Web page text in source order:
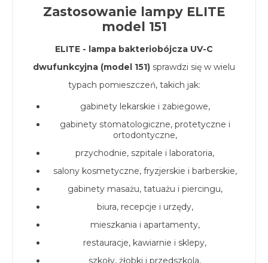
Zastosowanie lampy ELITE
model 151
ELITE - lampa bakteriobójcza UV-C
dwufunkcyjna (model 151) sprawdzi się w wielu
typach pomieszczeń, takich jak:
gabinety lekarskie i zabiegowe,
gabinety stomatologiczne, protetyczne i
ortodontyczne,
przychodnie, szpitale i laboratoria,
salony kosmetyczne, fryzjerskie i barberskie,
gabinety masażu, tatuażu i piercingu,
biura, recepcje i urzędy,
mieszkania i apartamenty,
restauracje, kawiarnie i sklepy,
szkoły, żłobki i przedszkola,